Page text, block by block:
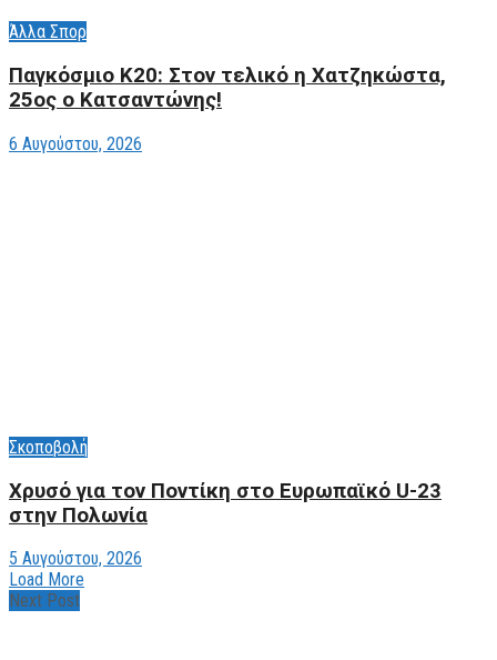
Άλλα Σπορ
Παγκόσμιο Κ20: Στον τελικό η Χατζηκώστα,
25ος ο Κατσαντώνης!
6 Αυγούστου, 2026
Σκοποβολή
Χρυσό για τον Ποντίκη στο Ευρωπαϊκό U-23
στην Πολωνία
5 Αυγούστου, 2026
Load More
Next Post